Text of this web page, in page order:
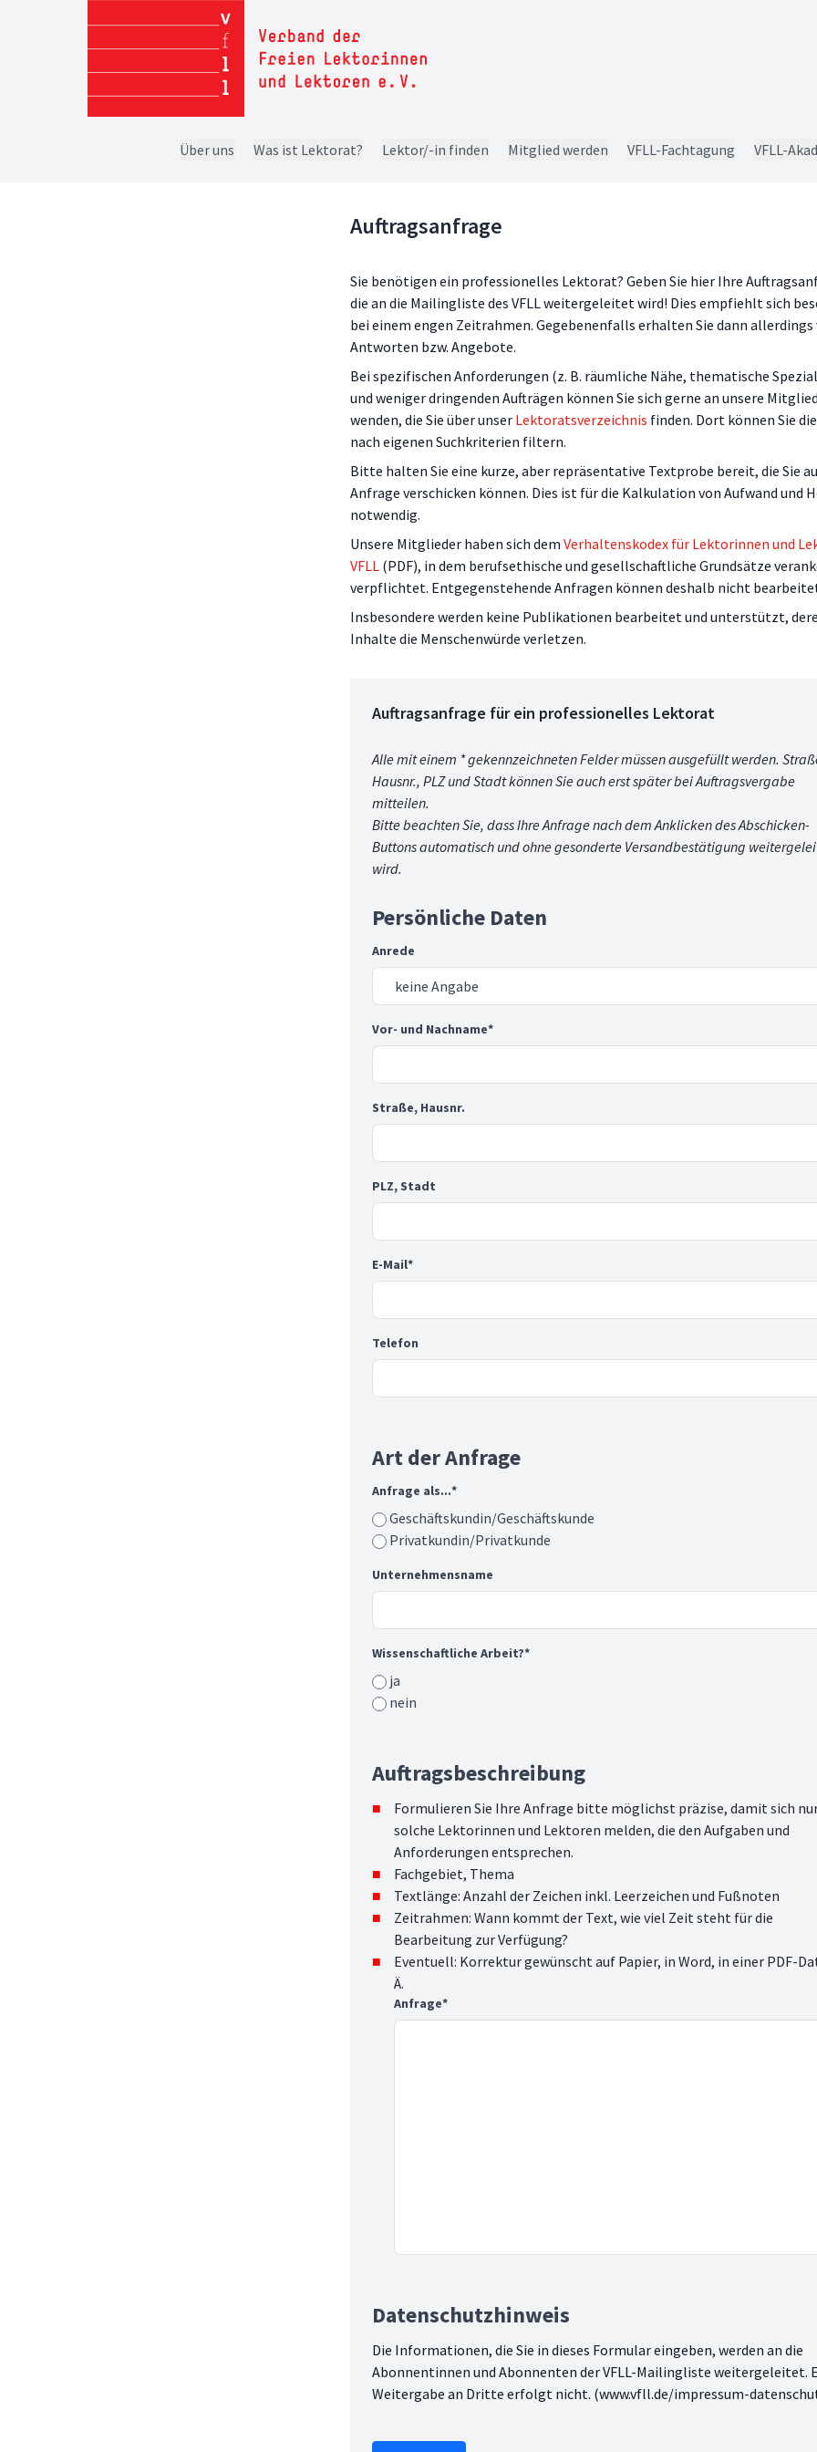
Über uns Was ist Lektorat? Lektor/-in finden Mitglied werden VFLL-Fachtagung VFLL-
Auftragsanfrage
Sie benötigen ein professionelles Lektorat? Geben Sie hier Ihre
die an die Mailingliste des VFLL weitergeleitet wird! Dies empfiehlt sich
bei einem engen Zeitrahmen. Gegebenenfalls erhalten Sie dann allerdings
Antworten bzw. Angebote.
Bei spezifischen Anforderungen (z. B. räumliche Nähe, thematische
und weniger dringenden Aufträgen können Sie sich gerne an unsere
wenden, die Sie über unser Lektoratsverzeichnis finden. Dort können Sie
nach eigenen Suchkriterien filtern.
Bitte halten Sie eine kurze, aber repräsentative Textprobe bereit, die Sie
Anfrage verschicken können. Dies ist für die Kalkulation von Aufwand und
notwendig.
Unsere Mitglieder haben sich dem Verhaltenskodex für Lektorinnen und
VFLL (PDF), in dem berufsethische und gesellschaftliche Grundsätze
verpflichtet. Entgegenstehende Anfragen können deshalb nicht
Insbesondere werden keine Publikationen bearbeitet und unterstützt,
Inhalte die Menschenwürde verletzen.
Auftragsanfrage für ein professionelles Lektorat
Alle mit einem * gekennzeichneten Felder müssen ausgefüllt werden.
Hausnr., PLZ und Stadt können Sie auch erst später bei Auftragsvergabe
mitteilen.
Bitte beachten Sie, dass Ihre Anfrage nach dem Anklicken des Abschicken-
Buttons automatisch und ohne gesonderte Versandbestätigung
wird.
Persönliche Daten
Anrede
Vor- und Nachname*
Straße, Hausnr.
PLZ, Stadt
E-Mail*
Telefon
Art der Anfrage
Anfrage als...*
Geschäftskundin/Geschäftskunde
Privatkundin/Privatkunde
Unternehmensname
Wissenschaftliche Arbeit?*
ja
nein
Auftragsbeschreibung
Formulieren Sie Ihre Anfrage bitte möglichst präzise, damit sich
solche Lektorinnen und Lektoren melden, die den Aufgaben und
Anforderungen entsprechen.
Fachgebiet, Thema
Textlänge: Anzahl der Zeichen inkl. Leerzeichen und Fußnoten
Zeitrahmen: Wann kommt der Text, wie viel Zeit steht für die
Bearbeitung zur Verfügung?
Eventuell: Korrektur gewünscht auf Papier, in Word, in einer PDF-
Ä.
Anfrage*
Datenschutzhinweis
Die Informationen, die Sie in dieses Formular eingeben, werden an die
Abonnentinnen und Abonnenten der VFLL-Mailingliste weitergeleitet. Eine
Weitergabe an Dritte erfolgt nicht. (www.vfll.de/impressum-